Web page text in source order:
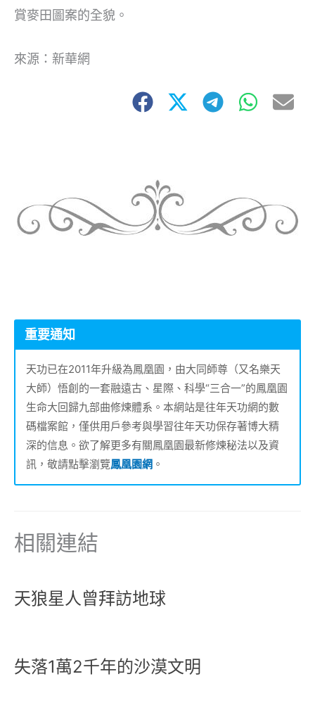
賞麥田圖案的全貌。
來源：新華網
重要通知
天功已在2011年升級為鳳凰園，由大同師尊（又名樂天
大師）悟創的一套融遠古、星際、科學“三合一”的鳳凰園
生命大回歸九部曲修煉體系。本網站是往年天功網的數
碼檔案館，僅供用戶參考與學習往年天功保存著博大精
深的信息。欲了解更多有關鳳凰園最新修煉秘法以及資
訊，敬請點擊瀏覽鳳凰園網 。
相關連結
天狼星人曾拜訪地球
失落1萬2千年的沙漠文明